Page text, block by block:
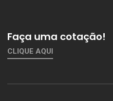
Faça uma cotação!
CLIQUE AQUI